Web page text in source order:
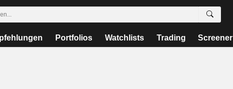
Portfolios Watchlists Trading Screener